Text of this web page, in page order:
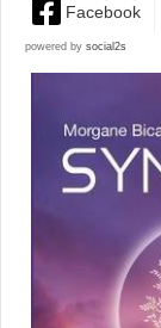
Facebook
powered by social2s